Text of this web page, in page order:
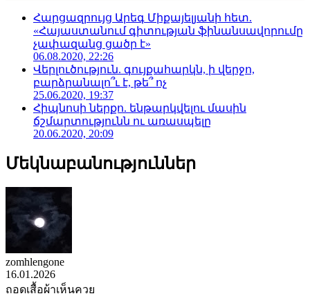
Հարցազրույց Արեգ Միքայելյանի հետ.
«Հայաստանում գիտության ֆինանսավորումը
չափազանց ցածր է»
06.08.2020, 22:26
Վերլուծություն. գույքահարկն, ի վերջո,
բարձրանալո՞ւ է, թե՞ ոչ
25.06.2020, 19:37
Հիպնոսի ներքո. ենթարկվելու մասին
ճշմարտությունն ու առասպելը
20.06.2020, 20:09
Մեկնաբանություններ
zomhlengone
16.01.2026
ถอดเสื้อผ้าเห็นควย